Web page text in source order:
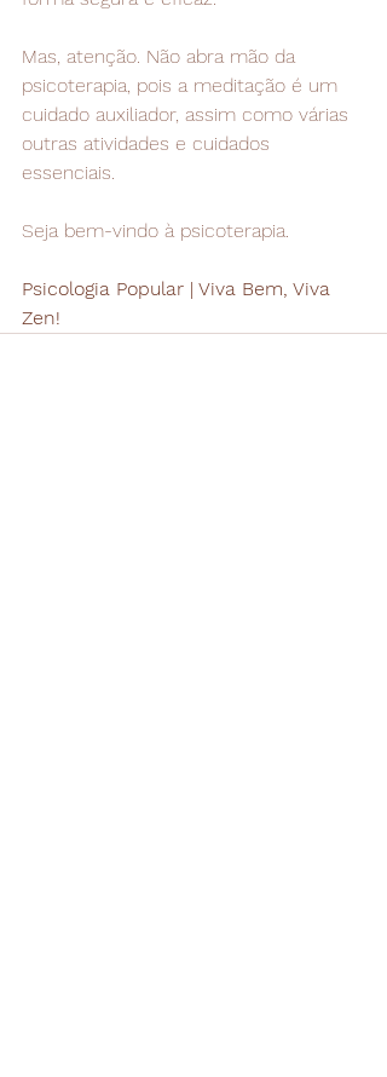
Mas, atenção. Não abra mão da
psicoterapia, pois a meditação é um
cuidado auxiliador, assim como várias
outras atividades e cuidados
essenciais.
Seja bem-vindo à psicoterapia.
Psicologia Popular | Viva Bem, Viva
Zen!